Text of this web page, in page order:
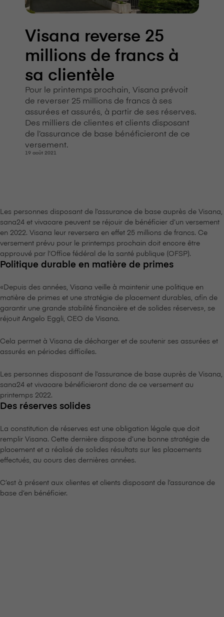
V⁠i⁠s⁠a⁠n⁠a reverse 25
millions de francs à
sa clientèle
Pour le printemps prochain, V⁠i⁠s⁠a⁠n⁠a prévoit
de reverser 25 millions de francs à ses
assurées et assurés, à partir de ses réserves.
Des milliers de clientes et clients disposant
de l’assurance de base bénéficieront de ce
versement.
19 août 2021
Les personnes disposant de l’assurance de base auprès de V⁠i⁠s⁠a⁠n⁠a,
sana24 et vivacare peuvent se réjouir de bénéficier d’un versement
en 2022. V⁠i⁠s⁠a⁠n⁠a leur reversera en effet 25 millions de francs. Ce
versement prévu pour le printemps prochain doit encore être
approuvé par l’Office fédéral de la santé publique (OFSP).
Politique durable en matière de primes
«Depuis des années, V⁠i⁠s⁠a⁠n⁠a veille à maintenir une politique en
matière de primes et une stratégie de placement durables, afin de
garantir une grande stabilité financière et de solides réserves», se
réjouit Angelo Eggli, CEO de V⁠i⁠s⁠a⁠n⁠a.
Cela permet à V⁠i⁠s⁠a⁠n⁠a de décharger et de soutenir ses assurées et
assurés en périodes difficiles.
Les personnes disposant de l’assurance de base auprès de V⁠i⁠s⁠a⁠n⁠a,
sana24 et vivacare bénéficieront donc de ce versement au
printemps 2022.
Des réserves solides
La constitution de réserves est une obligation légale que doit
remplir V⁠i⁠s⁠a⁠n⁠a. Cette dernière dispose d’une bonne stratégie de
placement et a réalisé de solides résultats sur les placements
effectués, au cours des dernières années.
C’est à présent aux clientes et clients disposant de l’assurance de
base d’en bénéficier.